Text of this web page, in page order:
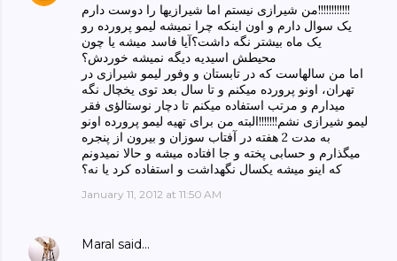
من شیرازی نیستم اما شیرازیها را دوست دارم!!!!!!!!!!!!
یک سوال دارم و اون اینکه چرا نمیشه لیمو پرورده رو
یک ماه بیشتر نگه داشت؟آیا فاسد میشه یا چون
محیطش اسیدیه دیگه نمیشه خوردش؟
اما من سالهاست که در تابستان و وفور لیمو شیرازی در
تهران، اونو پرورده میکنم و تا سال بعد توی یخچال نگه
میدارم و مرتب استفاده میکنم تا دچار نوستالؤی فقر
لیمو شیرازی نشم!!!!!!!البته من برای تهیه لیمو پرورده اونو
به مدت 2 هفته در آفتاب سوزان و بیرون از پنجره
میگذارم و حسابی پخته و جا افتاده میشه و حالا نمیدونم
که اینو میشه یکسال نگهداشت و استفاده کرد یا نه؟
January 11, 2012 at 11:50 AM
Maral said…